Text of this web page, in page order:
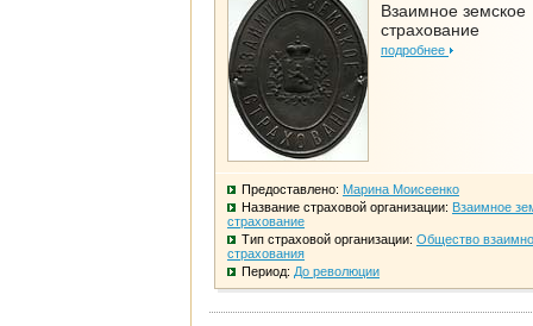
Взаимное земское
страхование
подробнее
Предоставлено: Марина Моисеенко
Название страховой организации: Взаимное
страхование
Тип страховой организации: Общество
страхования
Период: До революции